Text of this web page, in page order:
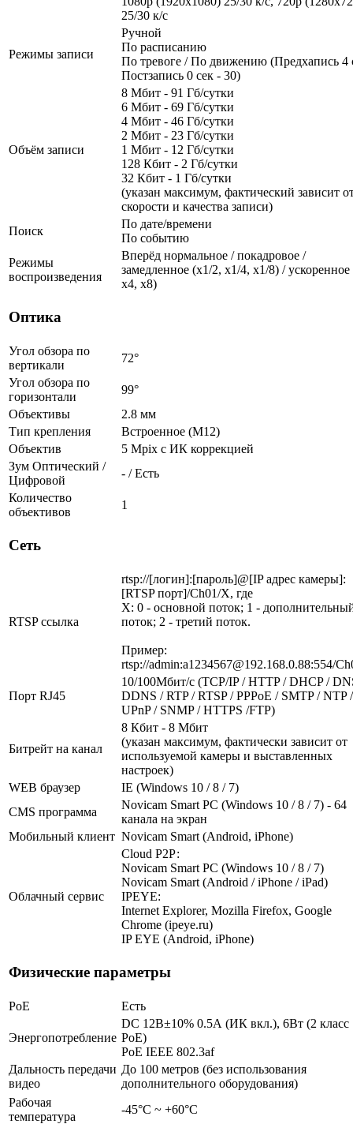
25/30 к/с
Режимы записи
Ручной
По расписанию
По тревоге / По движению (Предхапись 4
Постзапись 0 сек - 30)
Объём записи
8 Мбит - 91 Гб/сутки
6 Мбит - 69 Гб/сутки
4 Мбит - 46 Гб/сутки
2 Мбит - 23 Гб/сутки
1 Мбит - 12 Гб/сутки
128 Кбит - 2 Гб/сутки
32 Кбит - 1 Гб/сутки
(указан максимум, фактический зависит
скорости и качества записи)
Поиск
По дате/времени
По событию
Режимы
воспроизведения
Вперёд нормальное / покадровое /
замедленное (х1/2, х1/4, x1/8) / ускоренное
х4, x8)
Оптика
Угол обзора по
вертикали
72°
Угол обзора по
горизонтали
99°
Объективы
2.8 мм
Тип крепления
Встроенное (М12)
Объектив
5 Mpix c ИК коррекцией
Зум Оптический /
Цифровой
- / Есть
Количество
объективов
1
Сеть
RTSP ссылка
rtsp://[логин]:[пароль]@[IP адрес камеры]:
[RTSP порт]/Ch01/X, где
X: 0 - основной поток; 1 -
поток; 2 - третий поток.
Пример:
rtsp://admin:a1234567@192.168.0.88:554/
Порт RJ45
10/100Мбит/c (TCP/IP / HTTP / DHCP /
DDNS / RTP / RTSP / PPPoE / SMTP / NTP /
UPnP / SNMP / HTTPS /FTP)
Битрейт на канал
8 Кбит - 8 Мбит
(указан максимум, фактически зависит от
используемой камеры и выставленных
настроек)
WEB браузер
IE (Windows 10 / 8 / 7)
CMS программа
Novicam Smart PC (Windows 10 / 8 / 7) - 64
канала на экран
Мобильный клиент Novicam Smart (Android, iPhone)
Облачный сервис
Cloud Р2Р:
Novicam Smart PC (Windows 10 / 8 / 7)
Novicam Smart (Android / iPhone / iPad)
IPEYE:
Internet Explorer, Mozilla Firefox, Google
Chrome (ipeye.ru)
IP EYE (Android, iPhone)
Физические параметры
PoE Есть
Энергопотребление
DC 12В±10% 0.5А (ИК вкл.), 6Вт (2 класс
PoE)
PoE IEEE 802.3af
Дальность передачи
видео
До 100 метров (без использования
дополнительного оборудования)
Рабочая
температура
-45°С ~ +60°С